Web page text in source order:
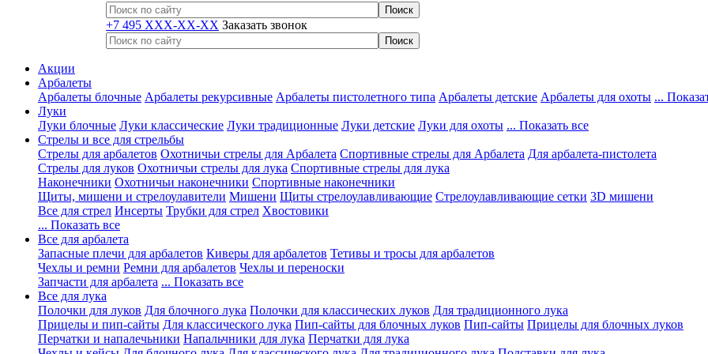
+7 495 XXX-XX-XX Заказать звонок
Акции
Арбалеты
Арбалеты блочные Арбалеты рекурсивные Арбалеты пистолетного типа Арбалеты детские Арбалеты для охоты ...
Луки
Луки блочные Луки классические Луки традиционные Луки детские Луки для охоты ... Показать все
Стрелы и все для стрельбы
Стрелы для арбалетов Охотничьи стрелы для Арбалета Спортивные стрелы для Арбалета Для арбалета-пистолета
Стрелы для луков Охотничьи стрелы для лука Спортивные стрелы для лука
Наконечники Охотничьи наконечники Спортивные наконечники
Щиты, мишени и стрелоулавители Мишени Щиты стрелоулавливающие Стрелоулавливающие сетки 3D мишени
Все для стрел Инсерты Трубки для стрел Хвостовики
... Показать все
Все для арбалета
Запасные плечи для арбалетов Киверы для арбалетов Тетивы и тросы для арбалетов
Чехлы и ремни Ремни для арбалетов Чехлы и переноски
Запчасти для арбалета ... Показать все
Все для лука
Полочки для луков Для блочного лука Полочки для классических луков Для традиционного лука
Прицелы и пип-сайты Для классического лука Пип-сайты для блочных луков Пип-сайты Прицелы для блочных луков
Перчатки и напалечьники Напальчники для лука Перчатки для лука